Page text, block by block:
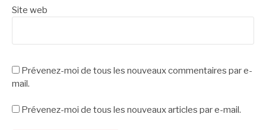
Site web
Prévenez-moi de tous les nouveaux commentaires par e-
mail.
Prévenez-moi de tous les nouveaux articles par e-mail.